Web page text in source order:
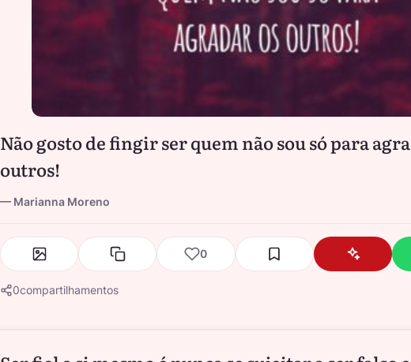
Não gosto de fingir ser quem não sou só para
outros!
Marianna Moreno
0
0compartilhamentos